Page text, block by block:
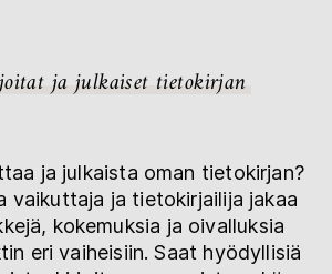
ja julkaiset tietokirjan
ja julkaista oman tietokirjan?
vaikuttaja ja tietokirjailija jakaa
kokemuksia ja oivalluksia
eri vaiheisiin. Saat hyödyllisiä